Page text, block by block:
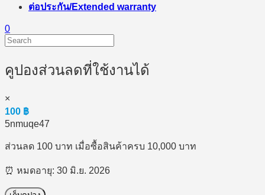
ต่อประกัน/Extended warranty
0
คูปองส่วนลดที่ใช้งานได้
×
100 ฿
5nmuqe47
ส่วนลด 100 บาท เมื่อซื้อสินค้าครบ 10,000 บาท
⏰ หมดอายุ: 30 มิ.ย. 2026